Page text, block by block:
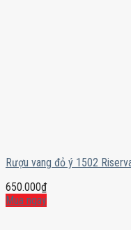
Rượu vang đỏ ý 1502
650.000₫
Mua ngay